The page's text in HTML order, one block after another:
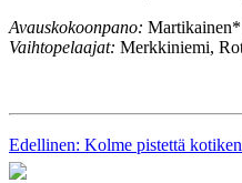
Avauskokoonpano:
Vaihtopelaajat: Merkkiniemi,
Edellinen: Kolme pistettä